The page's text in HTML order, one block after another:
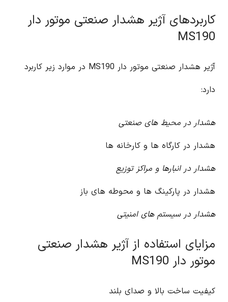
کاربردهای آژیر هشدار صنعتی موتور دار
MS190
آژیر هشدار صنعتی موتور دار MS190 در موارد زیر کاربرد
دارد:
هشدار در محیط های صنعتی
هشدار در کارگاه ها و کارخانه ها
هشدار در انبارها و مراکز توزیع
هشدار در پارکینگ ها و محوطه های باز
هشدار در سیستم های امنیتی
مزایای استفاده از آژیر هشدار صنعتی
موتور دار MS190
کیفیت ساخت بالا و صدای بلند